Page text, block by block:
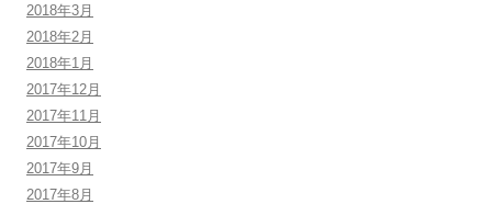
2018年3月
2018年2月
2018年1月
2017年12月
2017年11月
2017年10月
2017年9月
2017年8月